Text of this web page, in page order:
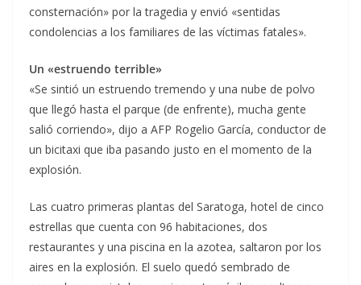
consternación» por la tragedia y envió «sentidas
condolencias a los familiares de las víctimas fatales».
Un «estruendo terrible»
«Se sintió un estruendo tremendo y una nube de polvo
que llegó hasta el parque (de enfrente), mucha gente
salió corriendo», dijo a AFP Rogelio García, conductor de
un bicitaxi que iba pasando justo en el momento de la
explosión.
Las cuatro primeras plantas del Saratoga, hotel de cinco
estrellas que cuenta con 96 habitaciones, dos
restaurantes y una piscina en la azotea, saltaron por los
aires en la explosión. El suelo quedó sembrado de